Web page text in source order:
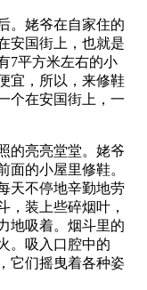
。姥爷在自家住的
安国街上，也就是
7平方米左右的小
宜，所以，来修鞋
个在安国街上，一
的亮亮堂堂。姥爷
面的小屋里修鞋。
天不停地辛勤地劳
，装上些碎烟叶，
地吸着。烟斗里的
。吸入口腔中的
它们摇曳着各种姿